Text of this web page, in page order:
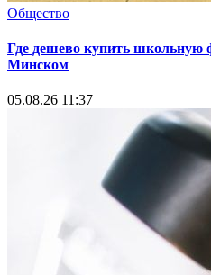
Общество
Где дешево купить школьную
Минском
05.08.26 11:37